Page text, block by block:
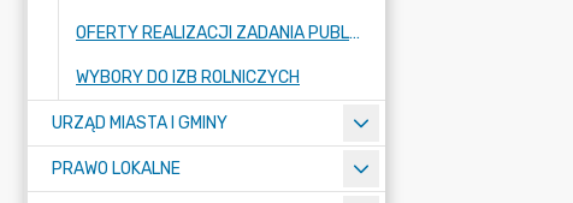
OFERTY REALIZACJI ZADANIA PUBLICZNEGO
WYBORY DO IZB ROLNICZYCH
URZĄD MIASTA I GMINY
PRAWO LOKALNE